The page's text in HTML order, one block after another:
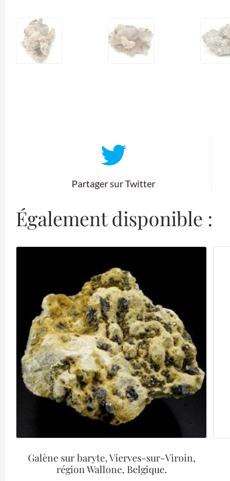
Partager sur Twitter
Également disponible :
Galène sur baryte, Vierves-sur-Viroin,
région Wallone, Belgique.